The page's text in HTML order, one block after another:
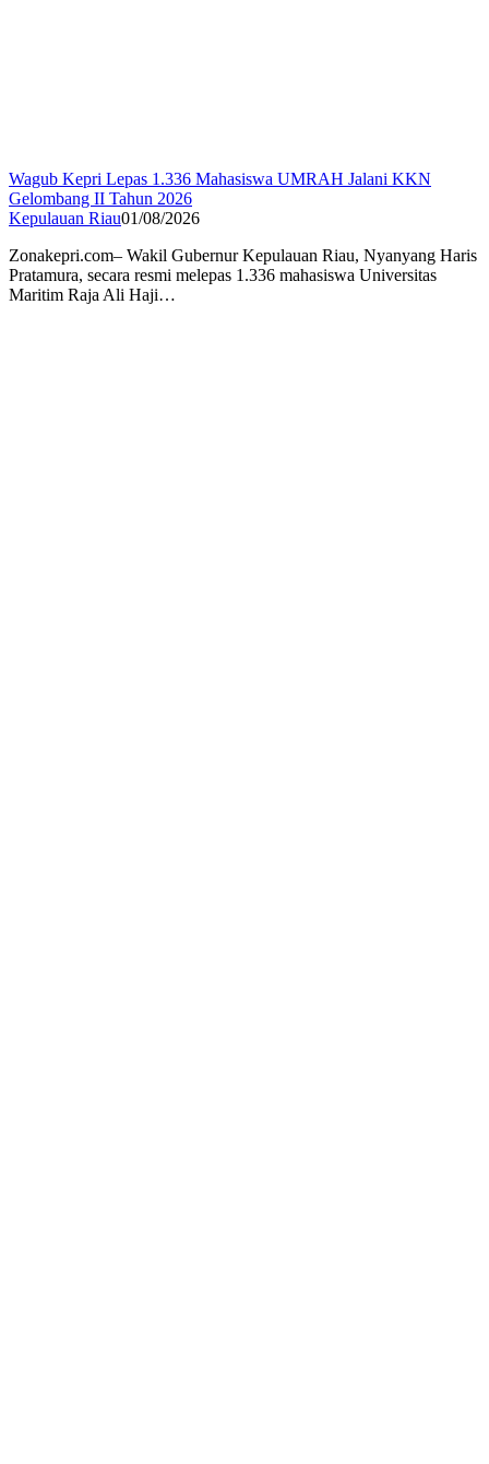
Wagub Kepri Lepas 1.336 Mahasiswa UMRAH Jalani KKN
Gelombang II Tahun 2026
Kepulauan Riau01/08/2026
Zonakepri.com– Wakil Gubernur Kepulauan Riau, Nyanyang Haris
Pratamura, secara resmi melepas 1.336 mahasiswa Universitas
Maritim Raja Ali Haji…